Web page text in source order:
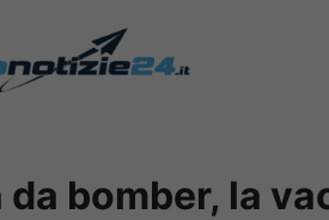
da bomber, la